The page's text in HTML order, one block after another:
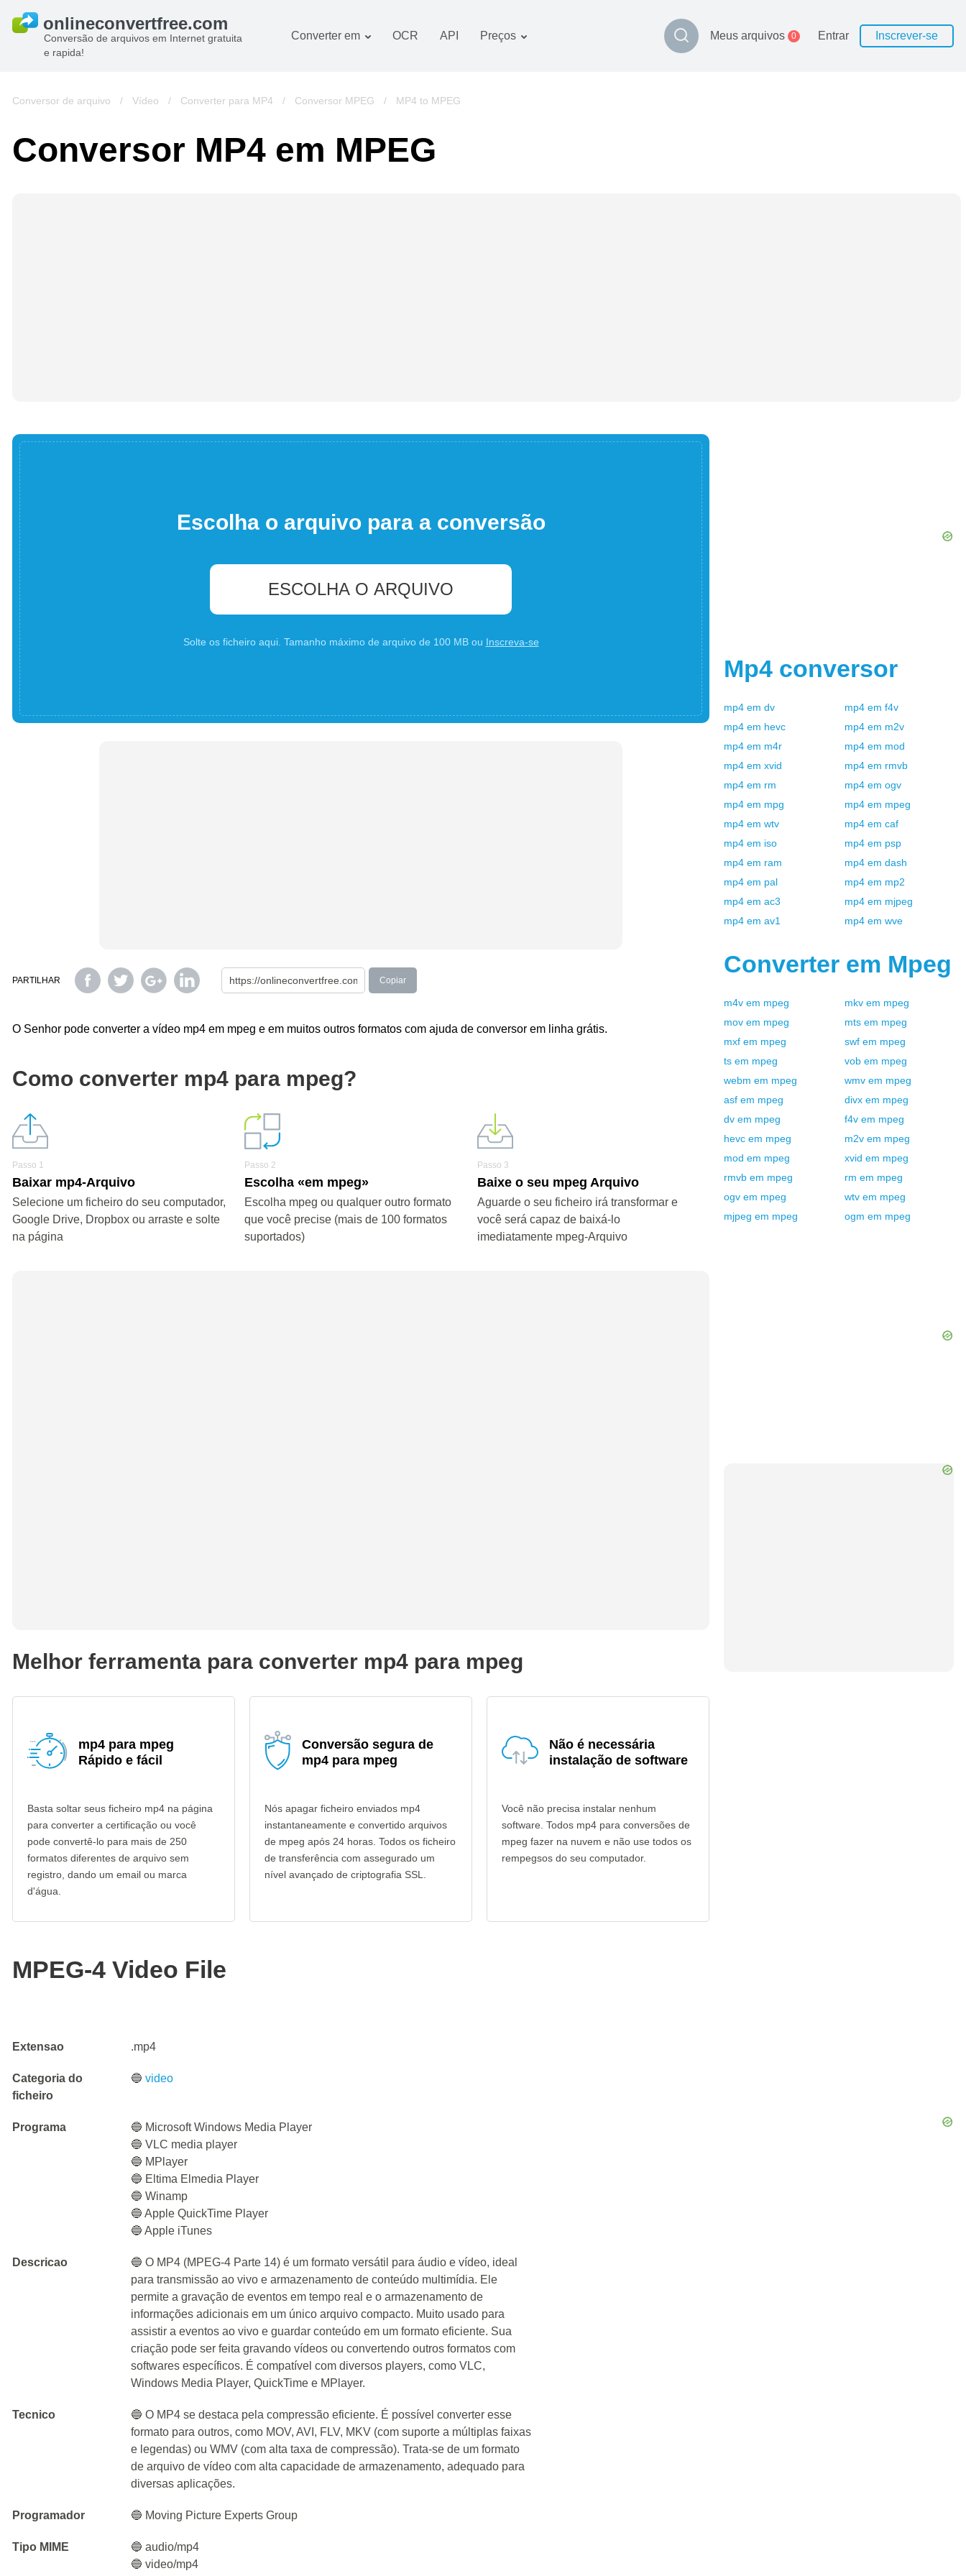
Conversão de arquivos em Internet gratuita
e rapida!
Converter em
Imagem conversor
Books conversor
OCR API Preços Meus arquivos 0 Entrar Inscrever-se
Conversor de arquivo / Vídeo / Converter para MP4 / Conversor MPEG / MP4 to MPEG
Conversor MP4 em MPEG
Escolha o arquivo para a conversão
ESCOLHA O ARQUIVO
Solte os ficheiro aqui. Tamanho máximo de arquivo de 100 MB ou Inscreva-se
PARTILHAR Copiar
O Senhor pode converter a vídeo mp4 em mpeg e em muitos outros formatos com ajuda de conversor em linha grátis.
Como converter mp4 para mpeg?
Passo 1
Baixar mp4-Arquivo
Selecione um ficheiro do seu computador,
Google Drive, Dropbox ou arraste e solte
na página
Passo 2
Escolha «em mpeg»
Escolha mpeg ou qualquer outro formato
que você precise (mais de 100 formatos
suportados)
Passo 3
Baixe o seu mpeg Arquivo
Aguarde o seu ficheiro irá transformar e
você será capaz de baixá-lo
imediatamente mpeg-Arquivo
Melhor ferramenta para converter mp4 para mpeg
mp4 para mpeg
Rápido e fácil
Basta soltar seus ficheiro mp4 na página
para converter a certificação ou você
pode convertê-lo para mais de 250
formatos diferentes de arquivo sem
registro, dando um email ou marca
d'água.
Conversão segura de
mp4 para mpeg
Nós apagar ficheiro enviados mp4
instantaneamente e convertido arquivos
de mpeg após 24 horas. Todos os ficheiro
de transferência com assegurado um
nível avançado de criptografia SSL.
Não é necessária
instalação de software
Você não precisa instalar nenhum
software. Todos mp4 para conversões de
mpeg fazer na nuvem e não use todos os
rempegsos do seu computador.
MPEG-4 Video File
Extensao .mp4
Categoria do
ficheiro
🔵video
Programa
🔵 Microsoft Windows Media Player
🔵 VLC media player
🔵 MPlayer
🔵 Eltima Elmedia Player
🔵 Winamp
🔵 Apple QuickTime Player
🔵 Apple iTunes
Descricao
🔵 O MP4 (MPEG-4 Parte 14) é um formato versátil para áudio e vídeo, ideal
para transmissão ao vivo e armazenamento de conteúdo multimídia. Ele
permite a gravação de eventos em tempo real e o armazenamento de
informações adicionais em um único arquivo compacto. Muito usado para
assistir a eventos ao vivo e guardar conteúdo em um formato eficiente. Sua
criação pode ser feita gravando vídeos ou convertendo outros formatos com
softwares específicos. É compatível com diversos players, como VLC,
Windows Media Player, QuickTime e MPlayer.
Tecnico
🔵 O MP4 se destaca pela compressão eficiente. É possível converter esse
formato para outros, como MOV, AVI, FLV, MKV (com suporte a múltiplas faixas
e legendas) ou WMV (com alta taxa de compressão). Trata-se de um formato
de arquivo de vídeo com alta capacidade de armazenamento, adequado para
diversas aplicações.
Programador 🔵 Moving Picture Experts Group
Tipo MIME
🔵 audio/mp4
🔵 video/mp4
Mp4 conversor
mp4 em dv mp4 em f4v
mp4 em hevc mp4 em m2v
mp4 em m4r mp4 em mod
mp4 em xvid mp4 em rmvb
mp4 em rm mp4 em ogv
mp4 em mpg mp4 em mpeg
mp4 em wtv mp4 em caf
mp4 em iso mp4 em psp
mp4 em ram mp4 em dash
mp4 em pal mp4 em mp2
mp4 em ac3 mp4 em mjpeg
mp4 em av1 mp4 em wve
Converter em Mpeg
m4v em mpeg mkv em mpeg
mov em mpeg mts em mpeg
mxf em mpeg swf em mpeg
ts em mpeg vob em mpeg
webm em mpeg wmv em mpeg
asf em mpeg divx em mpeg
dv em mpeg f4v em mpeg
hevc em mpeg m2v em mpeg
mod em mpeg xvid em mpeg
rmvb em mpeg rm em mpeg
ogv em mpeg wtv em mpeg
mjpeg em mpeg ogm em mpeg